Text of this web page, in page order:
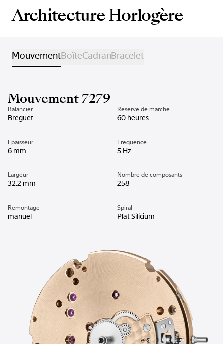
Architecture Horlogère
MouvementBoîteCadranBracelet
Mouvement 7279
Balancier
Breguet
Réserve de marche
60 heures
Epaisseur
6 mm
Fréquence
5 Hz
Largeur
32.2 mm
Nombre de composants
258
Remontage
manuel
Spiral
Plat Silicium